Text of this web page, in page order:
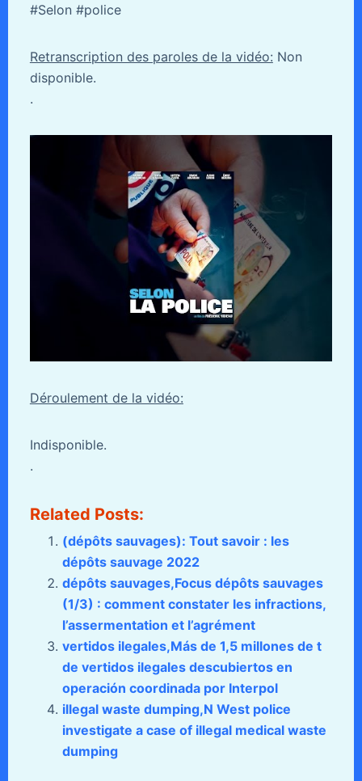
#Selon #police
Retranscription des paroles de la vidéo: Non
disponible.
.
Déroulement de la vidéo:
Indisponible.
.
Related Posts:
(dépôts sauvages): Tout savoir : les
dépôts sauvage 2022
dépôts sauvages,Focus dépôts sauvages
(1/3) : comment constater les infractions,
l’assermentation et l’agrément
vertidos ilegales,Más de 1,5 millones de t
de vertidos ilegales descubiertos en
operación coordinada por Interpol
illegal waste dumping,N West police
investigate a case of illegal medical waste
dumping